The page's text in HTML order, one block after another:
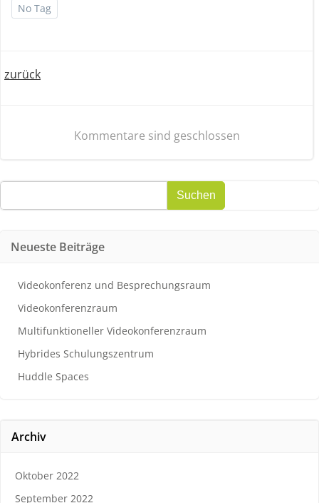
No Tag
Post
zurück
Kommentare sind geschlossen
Suchen Suchen
Neueste Beiträge
Videokonferenz und Besprechungsraum
Videokonferenzraum
Multifunktioneller Videokonferenzraum
Hybrides Schulungszentrum
Huddle Spaces
Archiv
Oktober 2022
September 2022